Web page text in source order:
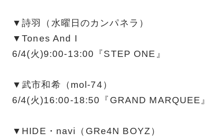
▼詩羽（水曜日のカンパネラ）
▼Tones And I
6/4(火)9:00-13:00『STEP ONE』
▼武市和希（mol-74）
6/4(火)16:00-18:50『GRAND MARQUEE』
▼HIDE・navi（GRe4N BOYZ）